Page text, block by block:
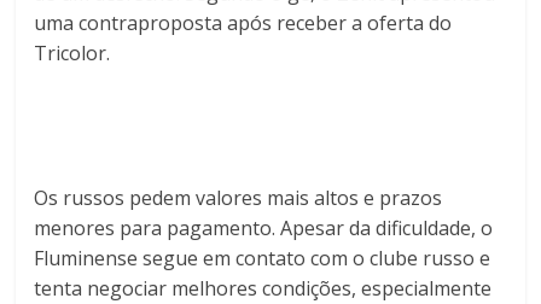
uma contraproposta após receber a oferta do
Tricolor.
Os russos pedem valores mais altos e prazos
menores para pagamento. Apesar da dificuldade, o
Fluminense segue em contato com o clube russo e
tenta negociar melhores condições, especialmente